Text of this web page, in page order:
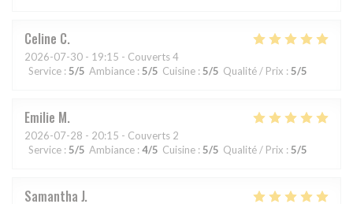
Celine C
2026-07-30 - 19:15 - Couverts 4
Service : 5/5 Ambiance : 5/5 Cuisine : 5/5 Qualité / Prix : 5/5
Emilie M
2026-07-28 - 20:15 - Couverts 2
Service : 5/5 Ambiance : 4/5 Cuisine : 5/5 Qualité / Prix : 5/5
Samantha J